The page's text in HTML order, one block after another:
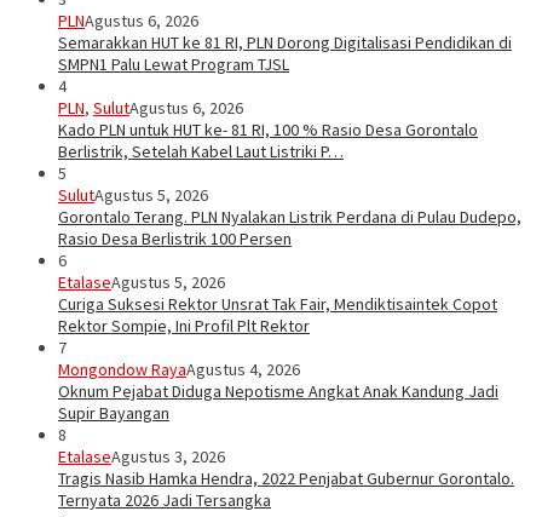
PLNAgustus 6, 2026
Semarakkan HUT ke 81 RI, PLN Dorong Digitalisasi Pendidikan di
SMPN1 Palu Lewat Program TJSL
4
PLN, SulutAgustus 6, 2026
Kado PLN untuk HUT ke- 81 RI, 100 % Rasio Desa Gorontalo
Berlistrik, Setelah Kabel Laut Listriki P…
5
SulutAgustus 5, 2026
Gorontalo Terang. PLN Nyalakan Listrik Perdana di Pulau Dudepo,
Rasio Desa Berlistrik 100 Persen
6
EtalaseAgustus 5, 2026
Curiga Suksesi Rektor Unsrat Tak Fair, Mendiktisaintek Copot
Rektor Sompie, Ini Profil Plt Rektor
7
Mongondow RayaAgustus 4, 2026
Oknum Pejabat Diduga Nepotisme Angkat Anak Kandung Jadi
Supir Bayangan
8
EtalaseAgustus 3, 2026
Tragis Nasib Hamka Hendra, 2022 Penjabat Gubernur Gorontalo.
Ternyata 2026 Jadi Tersangka